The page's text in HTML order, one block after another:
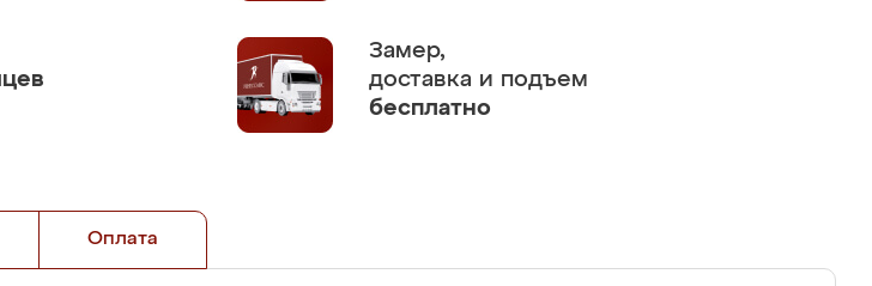
Замер,
доставка и подъем
бесплатно
Оплата